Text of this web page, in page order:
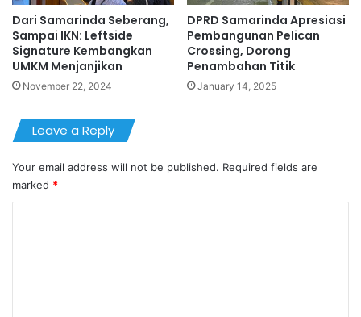
Dari Samarinda Seberang,
Sampai IKN: Leftside
Signature Kembangkan
UMKM Menjanjikan
November 22, 2024
DPRD Samarinda Apresiasi
Pembangunan Pelican
Crossing, Dorong
Penambahan Titik
January 14, 2025
Leave a Reply
Your email address will not be published. Required fields are
marked *